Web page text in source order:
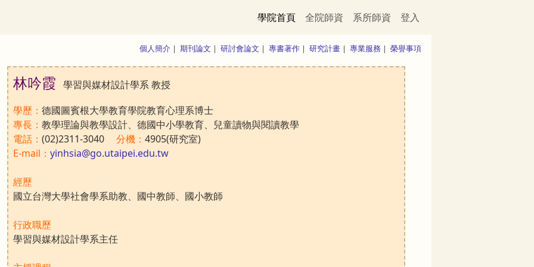
學院首頁 全院師資 系所師資 登入
個人簡介 ｜ 期刊論文 ｜ 研討會論文 ｜ 專書著作 ｜ 研究計畫 ｜ 專業服務 ｜ 榮譽事項
林吟霞 學習與媒材設計學系 教授
學歷： 德國圖賓根大學教育學院教育心理系博士
專長： 教學理論與教學設計、德國中小學教育、兒童讀物與閱讀教學
電話： (02)2311-3040 分機： 4905(研究室)
E-mail： yinhsia@go.utaipei.edu.tw
經歷
國立台灣大學社會學系助教、國中教師、國小教師
行政職歷
學習與媒材設計學系主任